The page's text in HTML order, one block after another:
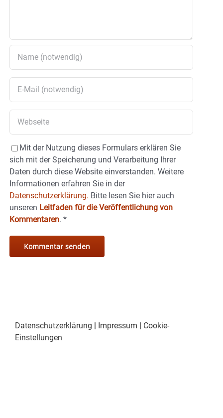
Mit der Nutzung dieses Formulars erklären Sie
sich mit der Speicherung und Verarbeitung Ihrer
Daten durch diese Website einverstanden. Weitere
Informationen erfahren Sie in der
Datenschutzerklärung. Bitte lesen Sie hier auch
unseren Leitfaden für die Veröffentlichung von
Kommentaren. *
Datenschutzerklärung | Impressum | Cookie-
Einstellungen